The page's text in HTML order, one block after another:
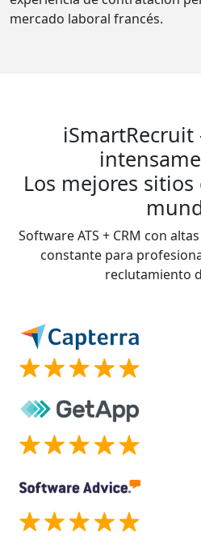
mercado laboral francés.
Los mejores
Software ATS + CRM con
constante para
reclutamiento